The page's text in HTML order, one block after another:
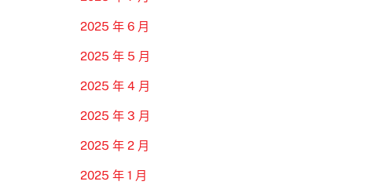
2025 年 6 月
2025 年 5 月
2025 年 4 月
2025 年 3 月
2025 年 2 月
2025 年 1 月